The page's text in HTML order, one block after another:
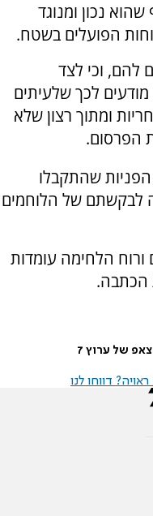
נכון ומנוגד
הפועלים בשטח.
להם, וכי לצד
לכך שלעיתים
ומתוך רצון שלא
הפרסום.
שהתקבלו
לבקשתם של הלוחמים
ורוח הלחימה עומדות
הכתבה.
של ערוץ 7
דווחו לנו